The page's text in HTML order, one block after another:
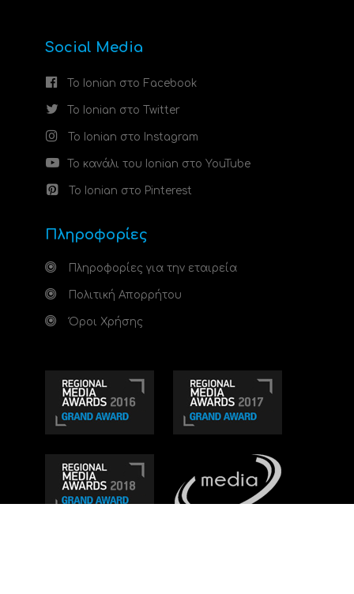
Social Media
Το Ionian στο Facebook
Το Ionian στο Twitter
Το Ionian στο Instagram
Το κανάλι του Ionian στο YouTube
Το Ionian στο Pinterest
Πληροφορίες
Πληροφορίες για την εταιρεία
Πολιτική Απορρήτου
Όροι Χρήσης